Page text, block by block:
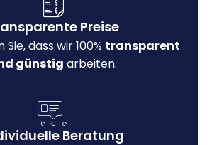
Preise
Sie, dass wir 100% transparent
günstig arbeiten.
Beratung